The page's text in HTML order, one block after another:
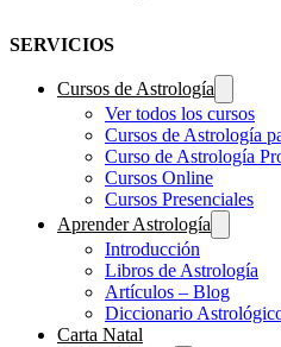
SERVICIOS
Cursos de Astrología
Ver todos los cursos
Cursos de Astrología
Curso de Astrología
Cursos Online
Cursos Presenciales
Aprender Astrología
Introducción
Libros de Astrología
Artículos – Blog
Diccionario
Carta Natal